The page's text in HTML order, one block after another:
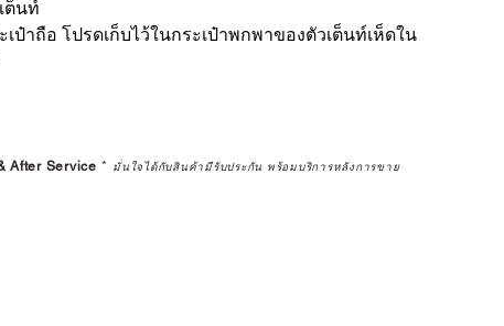
ต็นท์
เป๋าถือ โปรดเก็บไว้ในกระเป๋าพกพาของตัวเต็นท์เห็ดใน
After Service * มั่นใจได้กับสินค้ามีรับประกัน พร้อมบริการหลังการขาย